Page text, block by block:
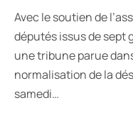
Avec le soutien de
députés issus de sept
une tribune parue
normalisation de la
samedi…